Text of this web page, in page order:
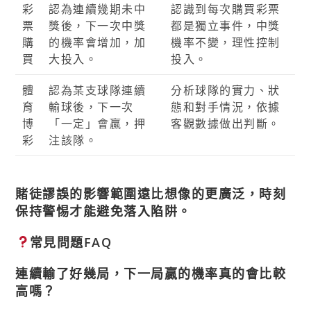
彩
票
購
買
認為連續幾期未中
獎後，下一次中獎
的機率會增加，加
大投入。
認識到每次購買彩票
都是獨立事件，中獎
機率不變，理性控制
投入。
體
育
博
彩
認為某支球隊連續
輸球後，下一次
「一定」會贏，押
注該隊。
分析球隊的實力、狀
態和對手情況，依據
客觀數據做出判斷。
賭徒謬誤的影響範圍遠比想像的更廣泛，時刻
保持警惕才能避免落入陷阱。
常見問題FAQ
連續輸了好幾局，下一局贏的機率真的會比較
高嗎？